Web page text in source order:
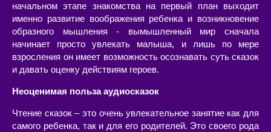
начальном этапе знакомства на первый план выходит
именно развитие воображения ребенка и возникновение
образного мышления - вымышленный мир сначала
начинает просто увлекать малыша, и лишь по мере
взросления он имеет возможность осознавать суть сказок
и давать оценку действиям героев.
Неоценимая польза аудиосказок
Чтение сказок – это очень увлекательное занятие как для
самого ребенка, так и для его родителей. Это своего рода